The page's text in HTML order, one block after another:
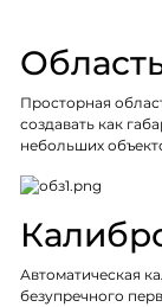
Просторная
создавать как
небольших
Автоматическая
безупречного